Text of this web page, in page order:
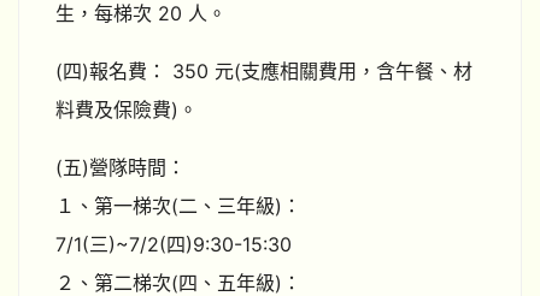
生，每梯次 20 人。
(四)報名費： 350 元(支應相關費用，含午餐、材
料費及保險費)。
(五)營隊時間：
１、第一梯次(二、三年級)：
7/1(三)~7/2(四)9:30-15:30
２、第二梯次(四、五年級)：